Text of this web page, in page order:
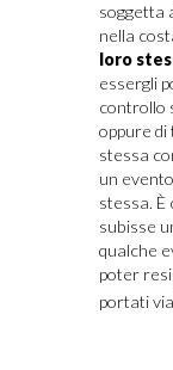
soggetta
nella
loro
essergli
controllo
oppure
stessa
un
stessa. È
subisse
qualche
poter
portati via